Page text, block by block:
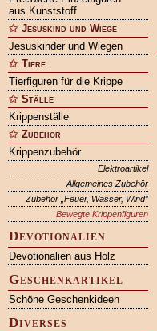
aus Kunststoff
Jesuskind und Wiege
Jesuskinder und Wiegen
Tiere
Tierfiguren für die Krippe
Ställe
Krippenställe
Zubehör
Krippenzubehör
Elektroartikel
Allgemeines Zubehör
Zubehör „Feuer, Wasser, Wind”
Bewegte Krippenfiguren
Devotionalien
Devotionalien aus Holz
Geschenkartikel
Schöne Geschenkideen
Diverses